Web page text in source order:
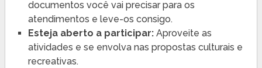
documentos você vai precisar para os
atendimentos e leve-os consigo.
Esteja aberto a participar:Aproveite as
atividades e se envolva nas propostas culturais e
recreativas.